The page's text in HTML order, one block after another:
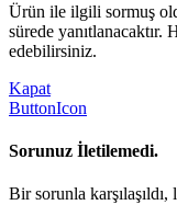
Ürün ile ilgili sormuş
sürede yanıtlanacaktır.
edebilirsiniz.
Kapat
ButtonIcon
Sorunuz İletilemedi.
Bir sorunla